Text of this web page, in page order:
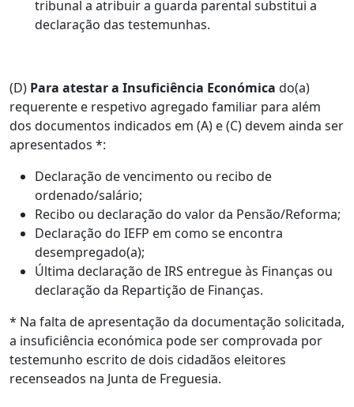
tribunal a atribuir a guarda parental substitui a
declaração das testemunhas.
(D) Para atestar a Insuficiência Económica do(a)
requerente e respetivo agregado familiar para além
dos documentos indicados em (A) e (C) devem ainda ser
apresentados *:
Declaração de vencimento ou recibo de
ordenado/salário;
Recibo ou declaração do valor da Pensão/Reforma;
Declaração do IEFP em como se encontra
desempregado(a);
Última declaração de IRS entregue às Finanças ou
declaração da Repartição de Finanças.
* Na falta de apresentação da documentação solicitada,
a insuficiência económica pode ser comprovada por
testemunho escrito de dois cidadãos eleitores
recenseados na Junta de Freguesia.